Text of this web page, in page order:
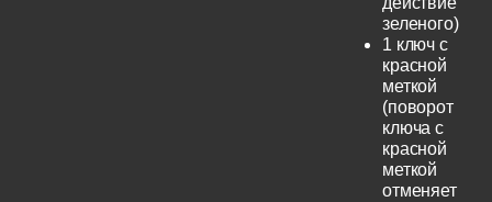
зеленого)
1 ключ с
красной
меткой
(поворот
ключа с
красной
меткой
отменяет